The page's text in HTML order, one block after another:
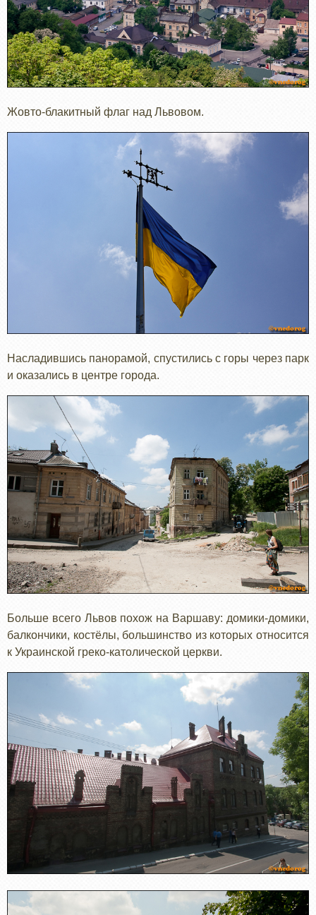
Жовто-блакитный флаг над Львовом.
Насладившись панорамой, спустились с горы через парк
и оказались в центре города.
Больше всего Львов похож на Варшаву: домики-домики,
балкончики, костёлы, большинство из которых относится
к Украинской греко-католической церкви.